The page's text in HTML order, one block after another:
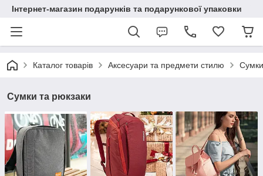
Інтернет-магазин подарунків та подарункової упаковки
Каталог товарів Аксесуари та предмети стилю
Сумки та рюкзаки